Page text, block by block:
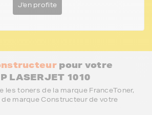
J'en profite
pour votre
LASERJET 1010
les toners de la marque FranceToner,
marque Constructeur de votre